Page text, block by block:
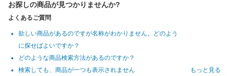
お探しの商品が見つかりませんか?
よくあるご質問
欲しい商品があるのですが名称がわかりません。どのよう
に探せばよいですか？
どのような商品検索方法があるのですか？
検索しても、商品が一つも表示されません
もっと見る